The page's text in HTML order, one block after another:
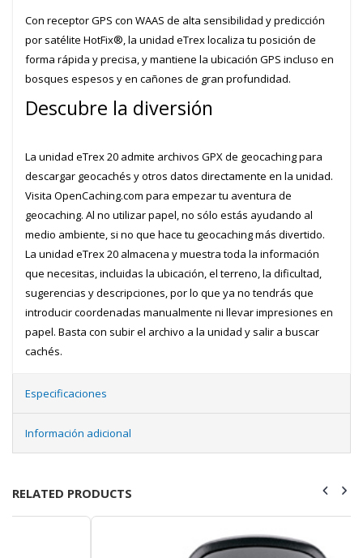
Con receptor GPS con WAAS de alta sensibilidad y predicción
por satélite HotFix®, la unidad eTrex localiza tu posición de
forma rápida y precisa, y mantiene la ubicación GPS incluso en
bosques espesos y en cañones de gran profundidad.
Descubre la diversión
La unidad eTrex 20 admite archivos GPX de geocaching para
descargar geocachés y otros datos directamente en la unidad.
Visita OpenCaching.com para empezar tu aventura de
geocaching. Al no utilizar papel, no sólo estás ayudando al
medio ambiente, si no que hace tu geocaching más divertido.
La unidad eTrex 20 almacena y muestra toda la información
que necesitas, incluidas la ubicación, el terreno, la dificultad,
sugerencias y descripciones, por lo que ya no tendrás que
introducir coordenadas manualmente ni llevar impresiones en
papel. Basta con subir el archivo a la unidad y salir a buscar
cachés.
Especificaciones
Información adicional
RELATED PRODUCTS